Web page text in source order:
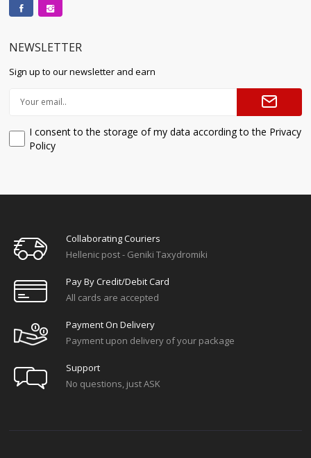
NEWSLETTER
Sign up to our newsletter and earn
I consent to the storage of my data according to the Privacy
Policy
Collaborating Couriers
Hellenic post - Geniki Taxydromiki
Pay By Credit/debit Card
All cards are accepted
Payment On Delivery
Payment upon delivery of your package
Support
No questions, just ASK